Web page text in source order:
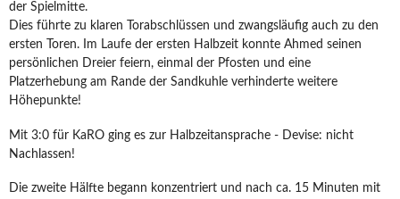
der Spielmitte.
Dies führte zu klaren Torabschlüssen und zwangsläufig auch zu den
ersten Toren. Im Laufe der ersten Halbzeit konnte Ahmed seinen
persönlichen Dreier feiern, einmal der Pfosten und eine
Platzerhebung am Rande der Sandkuhle verhinderte weitere
Höhepunkte!
Mit 3:0 für KaRO ging es zur Halbzeitansprache - Devise: nicht
Nachlassen!
Die zweite Hälfte begann konzentriert und nach ca. 15 Minuten mit